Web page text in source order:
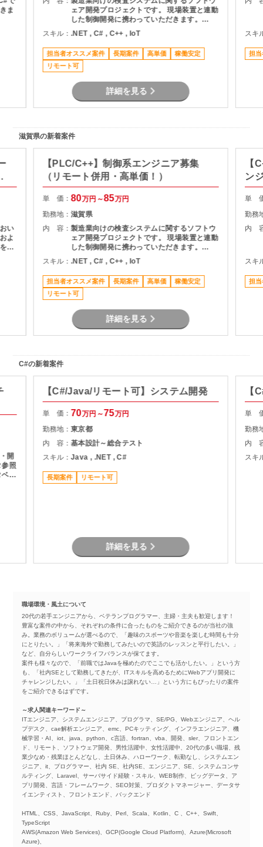
ま
ェア開発プロジェクトです。 現場装置と連動
した制御開発に携わっていただきます。
Windows環境でのアプリケーション設計・開
発（C++／C#） 検査機器の制御アルゴリズ
ムの作成・実装 PLCを用いた設備制御および
動作チューニング 電気図面・構成資料を基に
したシステム理解・改修対応 実機を用いたテ
スキル： .NET , C# , C++ , IoT
担当者オススメ案件 長期案件 高単価
稼働安定
リモート可
詳細を見る
スキ
担当
滋賀県の新着案件
い
よ
ご
【PLC/C++】制御系エンジニア募集
（リモート併用・高単価！）
単 価：80万円～85万円
勤務地：滋賀県
内 容：製造業向けの検査システムに関するソフトウ
ェア開発プロジェクトです。 現場装置と連動
した制御開発に携わっていただきます。
Windows環境でのアプリケーション設計・開
発（C++／C#） 検査機器の制御アルゴリズ
ムの作成・実装 PLCを用いた設備制御および
動作チューニング 電気図面・構成資料を基に
したシステム理解・改修対応 実機を用いたテ
スキル： .NET , C# , C++ , IoT
担当者オススメ案件 長期案件 高単価
稼働安定
リモート可
詳細を見る
【
ン
価
単
勤務
内
スキ
担当
C#の新着案件
開
照
ー
【C#/Java/リモート可】システム開発
単 価： 70万円～75万円
勤務地：東京都
内 容：基本設計～総合テスト
スキル：Java , .NET , C#
長期案件 リモート可
詳細を見る
【
単
勤務
内
スキ
職場環境・風土について
20代の若手エンジニアから、ベテランプログラマー、主婦・主夫も歓迎します！
豊富な案件の中から、それぞれの条件に合ったものをご紹介できるのが当社の強
み。業務のボリュームが選べるので、「趣味のスポーツや音楽を楽しむ時間も十分
にとりたい。」「将来海外で勤務してみたいので英語のレッスンと平行したい。」
など、自分らしいワークライフバランスが保てます。
案件も様々なので、「前職ではJavaを極めたのでここでも活かしたい。」という方
も、「社内SEとして勤務してきたが、ITスキルを高めるためにWebアプリ開発に
チャレンジしたい。」「土日祝日休みは譲れない…」という方にもぴったりの案件
をご紹介できるはずです。
～求人関連キーワード～
ITエンジニア、システムエンジニア、プログラマ、SE/PG、Webエンジニア、ヘル
プデスク、cae解析エンジニア、emc、PCキッティング、インフラエンジニア、機
械学習・AI、iot、java、python、c言語、fortran、vba、開発、sler、フロントエン
ド、リモート、ソフトウェア開発、男性活躍中、女性活躍中、20代の多い職場、残
業少なめ・残業ほとんどなし、土日休み、ハローワーク、転勤なし、システムエン
ジニア、it、プログラマー、社内 SE、社内SE、エンジニア、SE、システムコンサ
ルティング、Laravel、サーバサイド経験・スキル、WEB制作、ビッグデータ、ア
プリ開発、言語・フレームワーク、SEO対策、プロダクトマネージャー、データサ
イエンティスト、フロントエンド、バックエンド
HTML、CSS、JavaScript、Ruby、Perl、Scala、Kotlin、C 、C++、Swift、
TypeScript
AWS(Amazon Web Services)、GCP(Google Cloud Platform)、Azure(Microsoft
Azure)、